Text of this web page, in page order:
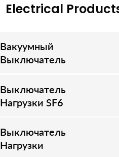
Electrical
Вакуумный
Выключатель
–
Выключатель
Нагрузки SF6
–
Выключатель
Нагрузки
–